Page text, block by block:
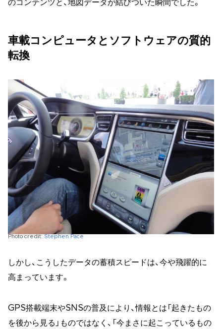
のコンテンツと、地図データが結びついた瞬間でした。
車載コンピュータとソフトウェアの質的
転換
Photo credit: Stephen Pace
しかし、こうしたデータの蓄積スピードは、今や飛躍的に
高まっています。
GPS搭載端末やSNSの普及により、情報とは「起きたもの
を後から見る」ものではなく、「今まさに起こっているもの